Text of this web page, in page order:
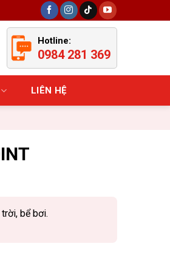
Hotline:
0984 281 369
LIÊN HỆ
bể bơi.